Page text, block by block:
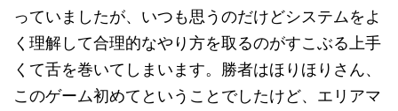
っていましたが、いつも思うのだけどシステムをよ
く理解して合理的なやり方を取るのがすこぶる上手
くて舌を巻いてしまいます。勝者はほりほりさん、
このゲーム初めてということでしたけど、エリアマ